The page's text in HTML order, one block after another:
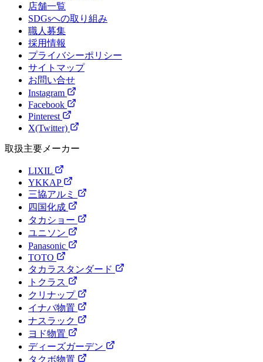
店舗一覧
SDGsへの取り組み
職人募集
採用情報
プライバシーポリシー
サイトマップ
お問い合せ
Instagram
Facebook
Pinterest
X(Twitter)
取扱主要メーカー
LIXIL
YKKAP
三協アルミ
四国化成
タカショー
ユニソン
Panasonic
TOTO
タカラスタンダード
トクラス
クリナップ
イナバ物置
ナスラック
ヨド物置
ディーズガーデン
タクボ物置